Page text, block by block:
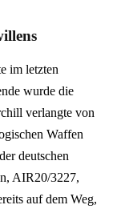
im letzten
wurde die
verlangte von
Waffen
deutschen
AIR20/3227,
auf dem Weg,